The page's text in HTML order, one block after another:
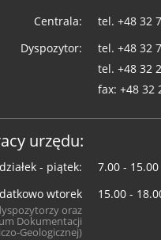
Centrala: tel. +48 32
Dyspozytor:
tel. +48 32
tel. +48 32
fax: +48 32
urzędu:
- piątek:
7.00 - 15.00
wtorek
oraz
Dokumentacji
Geologicznej)
15.00 -